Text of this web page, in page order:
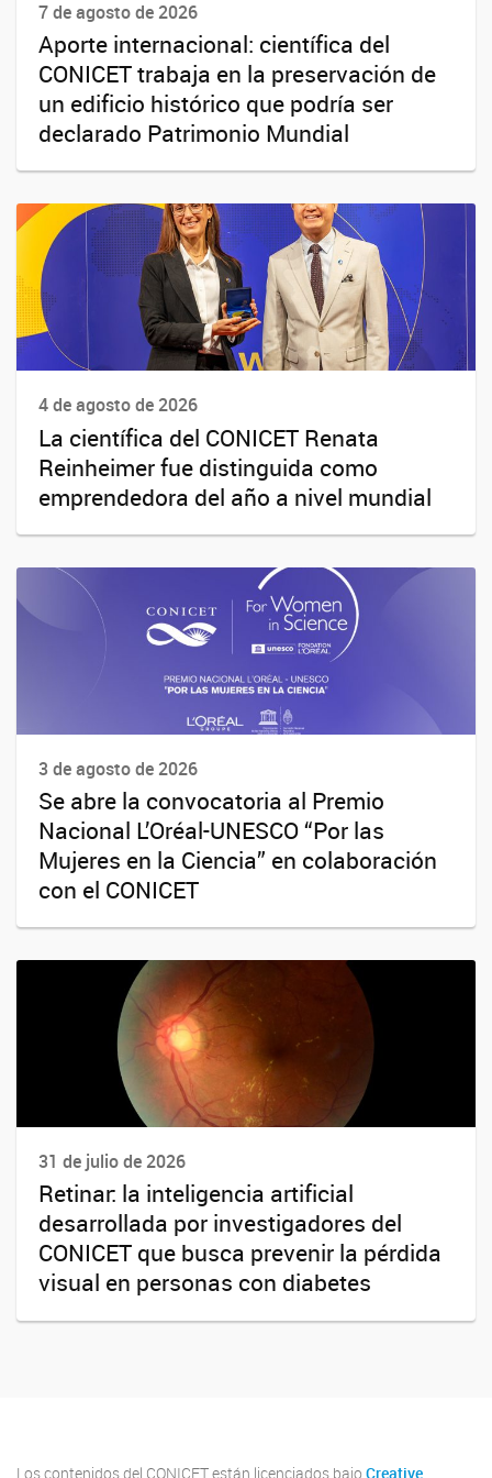
7 de agosto de 2026
Aporte internacional: científica del
CONICET trabaja en la preservación de
un edificio histórico que podría ser
declarado Patrimonio Mundial
4 de agosto de 2026
La científica del CONICET Renata
Reinheimer fue distinguida como
emprendedora del año a nivel mundial
3 de agosto de 2026
Se abre la convocatoria al Premio
Nacional L’Oréal-UNESCO “Por las
Mujeres en la Ciencia” en colaboración
con el CONICET
31 de julio de 2026
Retinar: la inteligencia artificial
desarrollada por investigadores del
CONICET que busca prevenir la pérdida
visual en personas con diabetes
Los contenidos del CONICET están licenciados bajo Creative